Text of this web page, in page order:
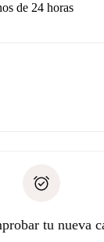
de 24 horas
te haremos
solvencia
ningún problema.
tu nueva